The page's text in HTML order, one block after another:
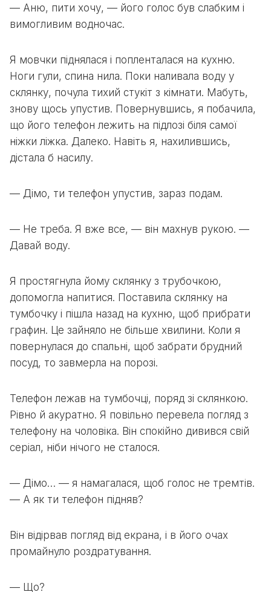
— Аню, пити хочу, — його голос був слабким і
вимогливим водночас.
Я мовчки піднялася і попленталася на кухню.
Ноги гули, спина нила. Поки наливала воду у
склянку, почула тихий стукіт з кімнати. Мабуть,
знову щось упустив. Повернувшись, я побачила,
що його телефон лежить на підлозі біля самої
ніжки ліжка. Далеко. Навіть я, нахилившись,
дістала б насилу.
— Дімо, ти телефон упустив, зараз подам.
— Не треба. Я вже все, — він махнув рукою. —
Давай воду.
Я простягнула йому склянку з трубочкою,
допомогла напитися. Поставила склянку на
тумбочку і пішла назад на кухню, щоб прибрати
графин. Це зайняло не більше хвилини. Коли я
повернулася до спальні, щоб забрати брудний
посуд, то завмерла на порозі.
Телефон лежав на тумбочці, поряд зі склянкою.
Рівно й акуратно. Я повільно перевела погляд з
телефону на чоловіка. Він спокійно дивився свій
серіал, ніби нічого не сталося.
— Дімо… — я намагалася, щоб голос не тремтів.
— А як ти телефон підняв?
Він відірвав погляд від екрана, і в його очах
промайнуло роздратування.
— Що?